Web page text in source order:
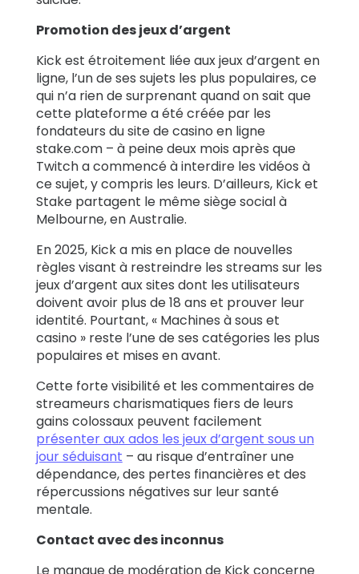
Promotion des jeux d’argent
Kick est étroitement liée aux jeux d’argent en
ligne, l’un de ses sujets les plus populaires, ce
qui n’a rien de surprenant quand on sait que
cette plateforme a été créée par les
fondateurs du site de casino en ligne
stake.com – à peine deux mois après que
Twitch a commencé à interdire les vidéos à
ce sujet, y compris les leurs. D’ailleurs, Kick et
Stake partagent le même siège social à
Melbourne, en Australie.
En 2025, Kick a mis en place de nouvelles
règles visant à restreindre les streams sur les
jeux d’argent aux sites dont les utilisateurs
doivent avoir plus de 18 ans et prouver leur
identité. Pourtant, « Machines à sous et
casino » reste l’une de ses catégories les plus
populaires et mises en avant.
Cette forte visibilité et les commentaires de
streameurs charismatiques fiers de leurs
gains colossaux peuvent facilement
présenter aux ados les jeux d’argent sous un
jour séduisant – au risque d’entraîner une
dépendance, des pertes financières et des
répercussions négatives sur leur santé
mentale.
Contact avec des inconnus